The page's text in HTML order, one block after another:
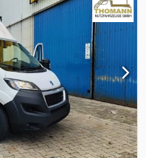
6 (Sticker mediu verde) *
EBA * ESP/ASR * Volan
* Sistem hands-free
automată * Geamuri
extra lungi * Computer
centrală * Faruri LED *
* Computer de bord cu
Ferrofoam * Dimensiuni
* Uși portal cu închidere *
anti-împiedicare pentru
* Deflector 3D pentru